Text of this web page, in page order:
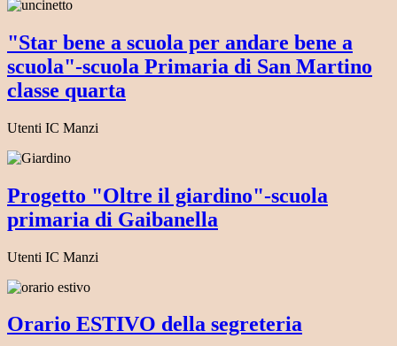
"Star bene a scuola per andare bene a
scuola"-scuola Primaria di San Martino
classe quarta
Utenti IC Manzi
Progetto "Oltre il giardino"-scuola
primaria di Gaibanella
Utenti IC Manzi
Orario ESTIVO della segreteria